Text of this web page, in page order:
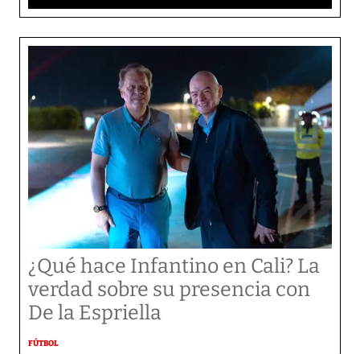
¿Qué hace Infantino en Cali? La
verdad sobre su presencia con
De la Espriella
FÚTBOL